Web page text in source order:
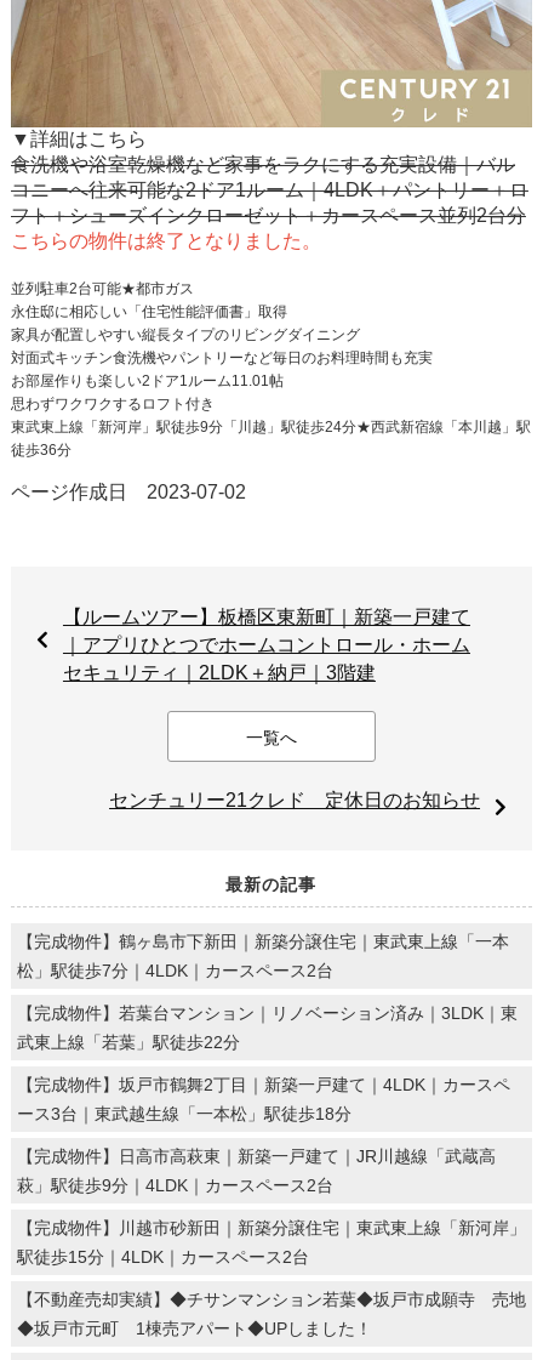
▼詳細はこちら
食洗機や浴室乾燥機など家事をラクにする充実設備｜バル
コニーへ往来可能な2ドア1ルーム｜4LDK＋パントリー＋ロ
フト＋シューズインクローゼット＋カースペース並列2台分
こちらの物件は終了となりました。
並列駐車2台可能★都市ガス
永住邸に相応しい「住宅性能評価書」取得
家具が配置しやすい縦長タイプのリビングダイニング
対面式キッチン食洗機やパントリーなど毎日のお料理時間も充実
お部屋作りも楽しい2ドア1ルーム11.01帖
思わずワクワクするロフト付き
東武東上線「新河岸」駅徒歩9分「川越」駅徒歩24分★西武新宿線「本川越」駅
徒歩36分
ページ作成日 2023-07-02
【ルームツアー】板橋区東新町｜新築一戸建て
｜アプリひとつでホームコントロール・ホーム
セキュリティ｜2LDK＋納戸｜3階建
一覧へ
センチュリー21クレド 定休日のお知らせ
最新の記事
【完成物件】鶴ヶ島市下新田｜新築分譲住宅｜東武東上線「一本
松」駅徒歩7分｜4LDK｜カースペース2台
【完成物件】若葉台マンション｜リノベーション済み｜3LDK｜東
武東上線「若葉」駅徒歩22分
【完成物件】坂戸市鶴舞2丁目｜新築一戸建て｜4LDK｜カースペ
ース3台｜東武越生線「一本松」駅徒歩18分
【完成物件】日高市高萩東｜新築一戸建て｜JR川越線「武蔵高
萩」駅徒歩9分｜4LDK｜カースペース2台
【完成物件】川越市砂新田｜新築分譲住宅｜東武東上線「新河岸」
駅徒歩15分｜4LDK｜カースペース2台
【不動産売却実績】◆チサンマンション若葉◆坂戸市成願寺 売地
◆坂戸市元町 1棟売アパート◆UPしました！